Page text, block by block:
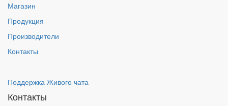
Магазин
Продукция
Производители
Контакты
Поддержка Живого чата
Контакты